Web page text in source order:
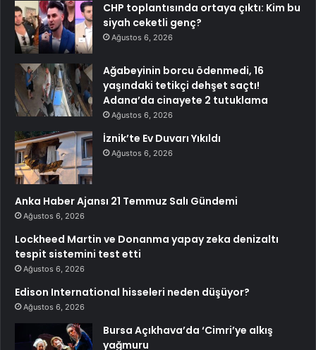
CHP toplantısında ortaya çıktı: Kim bu
siyah ceketli genç?
Ağustos 6, 2026
Ağabeyinin borcu ödenmedi, 16
yaşındaki tetikçi dehşet saçtı!
Adana’da cinayete 2 tutuklama
Ağustos 6, 2026
İznik’te Ev Duvarı Yıkıldı
Ağustos 6, 2026
Anka Haber Ajansı 21 Temmuz Salı Gündemi
Ağustos 6, 2026
Lockheed Martin ve Donanma yapay zeka denizaltı
tespit sistemini test etti
Ağustos 6, 2026
Edison International hisseleri neden düşüyor?
Ağustos 6, 2026
Bursa Açıkhava’da ‘Cimri’ye alkış
yağmuru